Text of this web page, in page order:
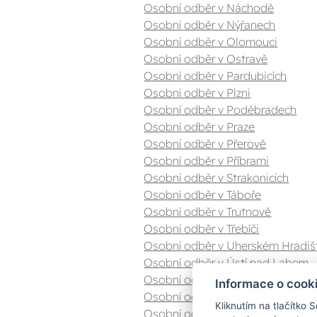
Osobní odběr v Náchodě
Osobní odběr v Nýřanech
Osobní odběr v Olomouci
Osobní odběr v Ostravě
Osobní odběr v Pardubicích
Osobní odběr v Plzni
Osobní odběr v Poděbradech
Osobní odběr v Praze
Osobní odběr v Přerově
Osobní odběr v Příbrami
Osobní odběr v Strakonicích
Osobní odběr v Táboře
Osobní odběr v Trutnově
Osobní odběr v Třebíči
Osobní odběr v Uherském
Osobní odběr v Ústí nad Labem
Osobní odběr v Valašském
Osobní odběr v Zlíně
Osobní odběr v Znojmě
Informace o
Kliknutím na tlačítko